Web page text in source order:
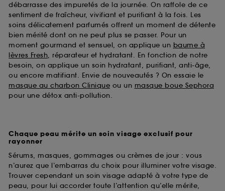
débarrasse des impuretés de la journée. On raffole de ce
sentiment de fraîcheur, vivifiant et purifiant à la fois. Les
soins délicatement parfumés offrent un moment de détente
bien mérité dont on ne peut plus se passer. Pour un
moment gourmand et sensuel, on applique un baume à
lèvres Fresh, réparateur et hydratant. En fonction de notre
besoin, on applique un soin hydratant, purifiant, anti-âge,
ou encore matifiant. Envie de nouveautés ? On essaie le
masque au charbon Clinique ou un masque boue Sephora
pour une détox anti-pollution.
Chaque peau mérite un soin visage exclusif pour
rayonner
Sérums, masques, gommages ou crèmes de jour : vous
n’aurez que l’embarras du choix pour illuminer votre visage.
Trouver cependant un soin visage adapté à votre type de
peau, pour lui accorder toute l’attention qu’elle mérite,